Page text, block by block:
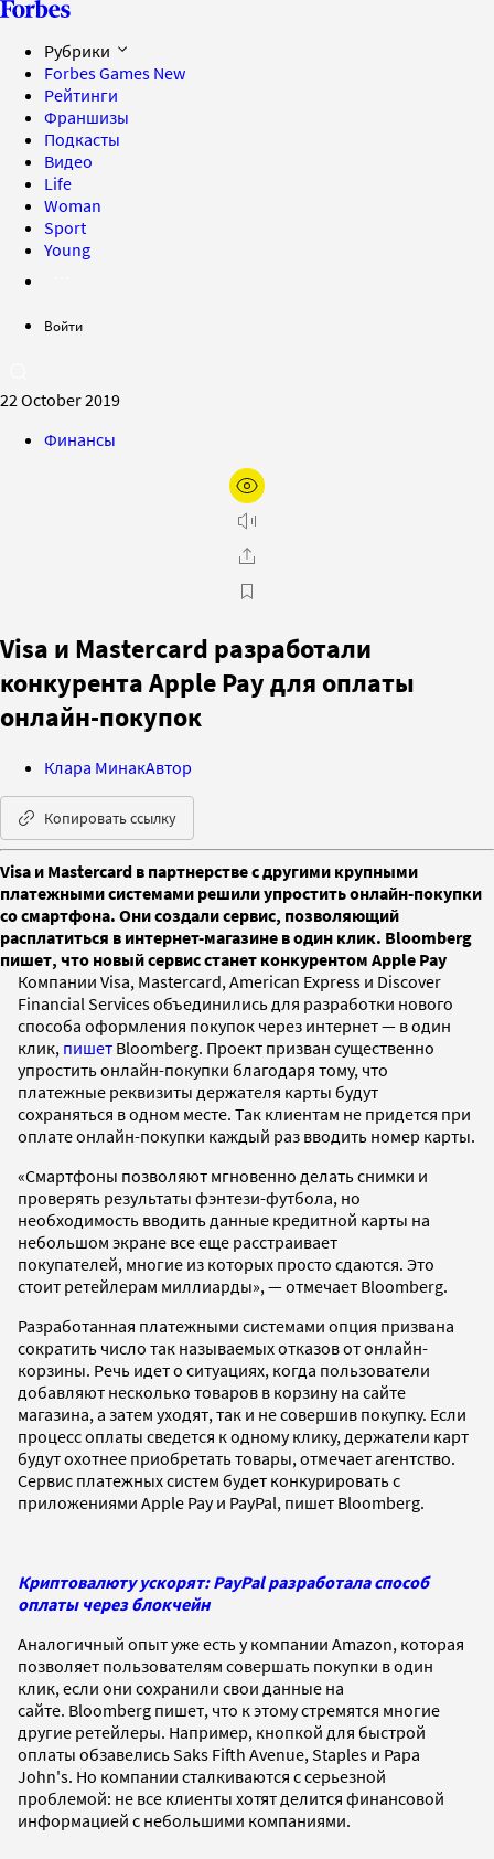
Рубрики
Forbes Games New
Рейтинги
Франшизы
Подкасты
Видео
Life
Woman
Sport
Young
Войти
22 October 2019
Финансы
Visa и Mastercard разработали
конкурента Apple Pay для оплаты
онлайн-покупок
Клара МинакАвтор
Копировать ссылку
Visa и Mastercard в партнерстве с другими крупными
платежными системами решили упростить онлайн-покупки
со смартфона. Они создали сервис, позволяющий
расплатиться в интернет-магазине в один клик. Bloomberg
пишет, что новый сервис станет конкурентом Apple Pay
Компании Visa, Mastercard, American Express и Discover
Financial Services объединились для разработки нового
способа оформления покупок через интернет — в один
клик, пишет Bloomberg. Проект призван существенно
упростить онлайн-покупки благодаря тому, что
платежные реквизиты держателя карты будут
сохраняться в одном месте. Так клиентам не придется при
оплате онлайн-покупки каждый раз вводить номер карты.
«Смартфоны позволяют мгновенно делать снимки и
проверять результаты фэнтези-футбола, но
необходимость вводить данные кредитной карты на
небольшом экране все еще расстраивает
покупателей, многие из которых просто сдаются. Это
стоит ретейлерам миллиарды», — отмечает Bloomberg.
Разработанная платежными системами опция призвана
сократить число так называемых отказов от онлайн-
корзины. Речь идет о ситуациях, когда пользователи
добавляют несколько товаров в корзину на сайте
магазина, а затем уходят, так и не совершив покупку. Если
процесс оплаты сведется к одному клику, держатели карт
будут охотнее приобретать товары, отмечает агентство.
Сервис платежных систем будет конкурировать с
приложениями Apple Pay и PayPal, пишет Bloomberg.
Криптовалюту ускорят: PayPal разработала способ
оплаты через блокчейн
Аналогичный опыт уже есть у компании Amazon, которая
позволяет пользователям совершать покупки в один
клик, если они сохранили свои данные на
сайте. Bloomberg пишет, что к этому стремятся многие
другие ретейлеры. Например, кнопкой для быстрой
оплаты обзавелись Saks Fifth Avenue, Staples и Papa
John's. Но компании сталкиваются с серьезной
проблемой: не все клиенты хотят делится финансовой
информацией с небольшими компаниями.